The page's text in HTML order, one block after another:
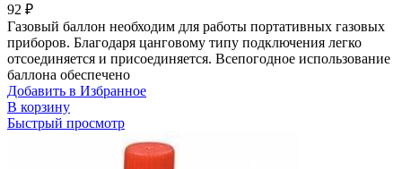
92 ₽
Газовый баллон необходим для работы портативных газовых
приборов. Благодаря цанговому типу подключения легко
отсоединяется и присоединяется. Всепогодное использование
баллона обеспечено
Добавить в Избранное
В корзину
Быстрый просмотр